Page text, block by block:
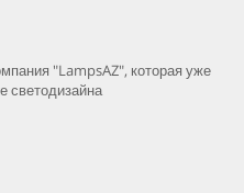
"LampsAZ", которая уже
светодизайна